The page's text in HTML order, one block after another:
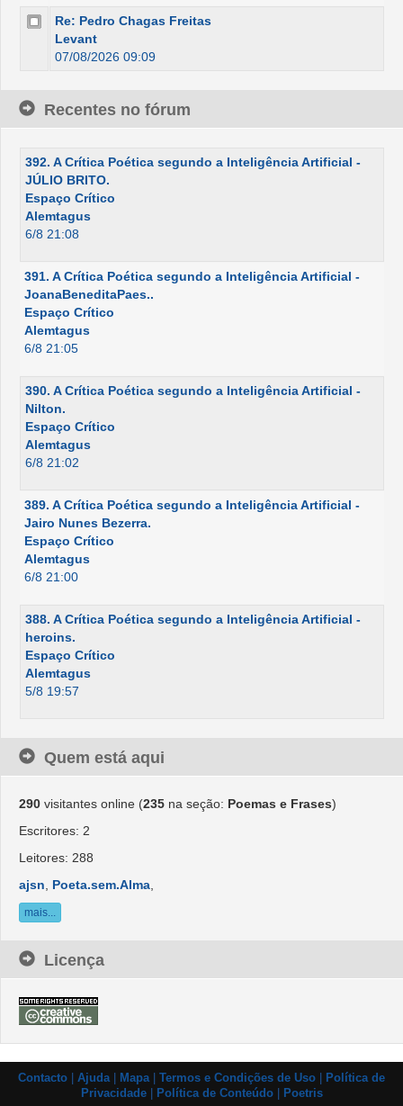
Re: Pedro Chagas Freitas
Levant
07/08/2026 09:09
Recentes no fórum
392. A Crítica Poética segundo a Inteligência Artificial -
JÚLIO BRITO.
Espaço Crítico
Alemtagus
6/8 21:08
391. A Crítica Poética segundo a Inteligência Artificial -
JoanaBeneditaPaes..
Espaço Crítico
Alemtagus
6/8 21:05
390. A Crítica Poética segundo a Inteligência Artificial -
Nilton.
Espaço Crítico
Alemtagus
6/8 21:02
389. A Crítica Poética segundo a Inteligência Artificial -
Jairo Nunes Bezerra.
Espaço Crítico
Alemtagus
6/8 21:00
388. A Crítica Poética segundo a Inteligência Artificial -
heroins.
Espaço Crítico
Alemtagus
5/8 19:57
Quem está aqui
290 visitantes online (235 na seção: Poemas e Frases)
Escritores: 2
Leitores: 288
ajsn
Poeta.sem.Alma
mais...
Licença
Contacto Ajuda| Mapa| Termos e Condições de Uso
Política de
Privacidade| Política de Conteúdo| Poetris